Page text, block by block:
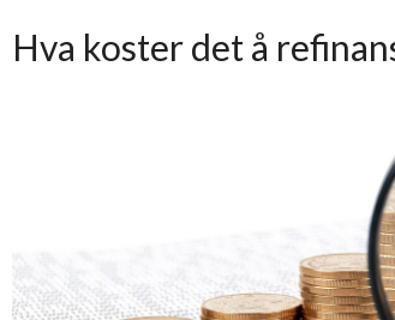
Hva koster det å